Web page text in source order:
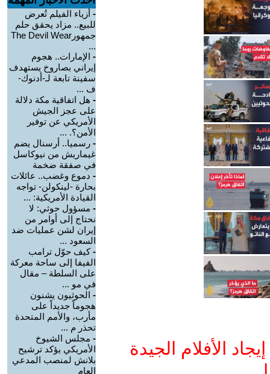
الأفلام الجيدة
- أزياء الفيلم تُعرض
للبيع.. مزاد يحقق حلم
جمهورThe Devil Wear
...
- الإمارات.. هجوم
إيراني بصاروخ يستهدف
سفينة تابعة لـ-أدنوك-
ف ...
- هل اتفاقية مكة دلالة
على عجز الجيش
الأمريكي عن توفير
الأمن؟. ...
- رسميا.. أرسنال يضم
غيماريش من نيوكاسل
في صفقة ضخمة
- دموع وغضب.. عائلات
بحارة -لينكولن- تواجه
القيادة الأمريكية: ...
- مسؤول حوثي: لا
نحتاج إلى أوامر من
إيران لشن عمليات ضد
السعود ...
-كيف حوّل ترامب
الفيفا إلى ساحة معركة
على السلطة – مقال
في مو ...
- الحوثيون يشنون
هجوماً جديداً على
مأرب، والأمم المتحدة
تحذر م ...
- مجلس الشيوخ
الأمريكي يؤكد ترشيح
بلانش لمنصب المدعي
العام